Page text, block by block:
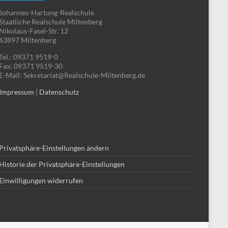
Johannes-Hartung-Realschule
Realschule Miltenberg
Nikolaus-Fasel-Str. 12
63897 Miltenberg
09371 9519-0
Fax: 09371 9519-30
E-Mail: Sekretariat@Realschule-Miltenberg.de
Impressum | Datenschutz
Privatsphäre-Einstellungen ändern
Historie der Privatsphäre-Einstellungen
Einwilligungen widerrufen